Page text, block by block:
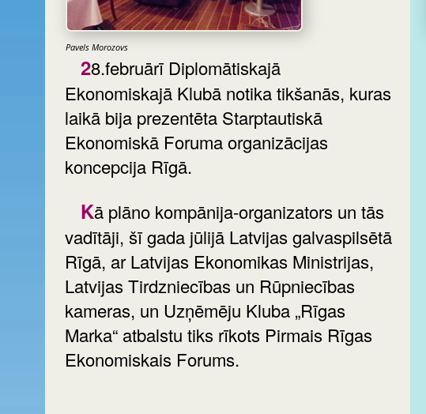
Pavels Morozovs
28.februārī Diplomātiskajā
Ekonomiskajā Klubā notika tikšanās, kuras
laikā bija prezentēta Starptautiskā
Ekonomiskā Foruma organizācijas
koncepcija Rīgā.
Kā plāno kompānija-organizators un tās
vadītāji, šī gada jūlijā Latvijas galvaspilsētā
Rīgā, ar Latvijas Ekonomikas Ministrijas,
Latvijas Tirdzniecības un Rūpniecības
kameras, un Uzņēmēju Kluba „Rīgas
Marka“ atbalstu tiks rīkots Pirmais Rīgas
Ekonomiskais Forums.